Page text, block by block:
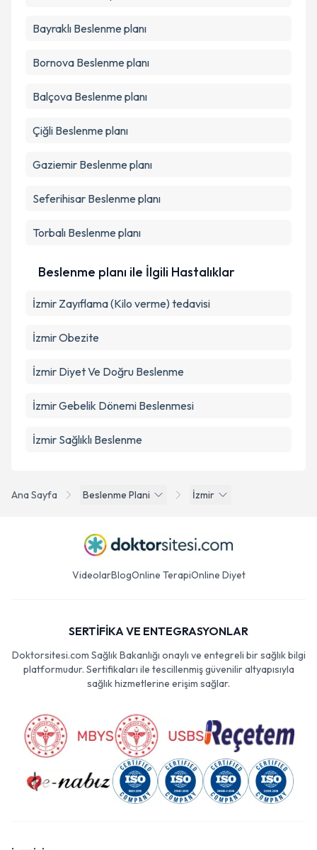
Ana Sayfa Beslenme Plani İzmir
Bayraklı Beslenme planı
Bornova Beslenme planı
Balçova Beslenme planı
Çiğli Beslenme planı
Gaziemir Beslenme planı
Seferihisar Beslenme planı
Torbalı Beslenme planı
Beslenme planı ile İlgili Hastalıklar
İzmir Zayıflama (Kilo verme) tedavisi
İzmir Obezite
İzmir Diyet Ve Doğru Beslenme
İzmir Gebelik Dönemi Beslenmesi
İzmir Sağlıklı Beslenme
VideolarBlogOnline TerapiOnline Diyet
SERTİFİKA VE ENTEGRASYONLAR
Doktorsitesi.com Sağlık Bakanlığı onaylı ve entegreli bir sağlık bilgi
platformudur. Sertifikaları ile tescillenmiş güvenilir altyapısıyla
sağlık hizmetlerine erişim sağlar.